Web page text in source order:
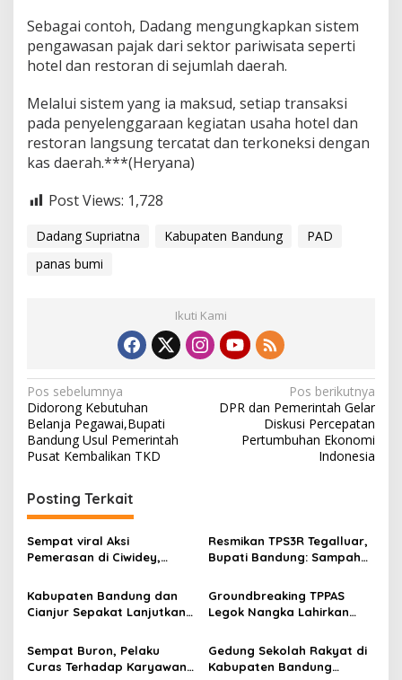
Sebagai contoh, Dadang mengungkapkan sistem
pengawasan pajak dari sektor pariwisata seperti
hotel dan restoran di sejumlah daerah.
Melalui sistem yang ia maksud, setiap transaksi
pada penyelenggaraan kegiatan usaha hotel dan
restoran langsung tercatat dan terkoneksi dengan
kas daerah.***(Heryana)
Post Views: 1,728
Dadang Supriatna Kabupaten Bandung
PAD
panas bumi
Ikuti Kami
N
a
v
g
a
s
p
o
s
Pos sebelumnya
Didorong Kebutuhan
Belanja Pegawai,Bupati
Bandung Usul Pemerintah
Pusat Kembalikan TKD
Pos berikutnya
DPR dan Pemerintah Gelar
Diskusi Percepatan
Pertumbuhan Ekonomi
Indonesia
Posting Terkait
Sempat viral Aksi
Pemerasan di Ciwidey,
Pelaku
Resmikan TPS3R Tegalluar,
Bupati Bandung: Sampah
Pemerintah
Kabupaten Bandung dan
Cianjur Sepakat Lanjutkan
Percepat Pertumbuhan
Ekonomi Daerah
Groundbreaking TPPAS
Legok Nangka Lahirkan
Penyelesaian Sampah
Bandung Raya
Sempat Buron, Pelaku
Curas Terhadap Karyawan
Gedung Sekolah Rakyat di
Kabupaten Bandung